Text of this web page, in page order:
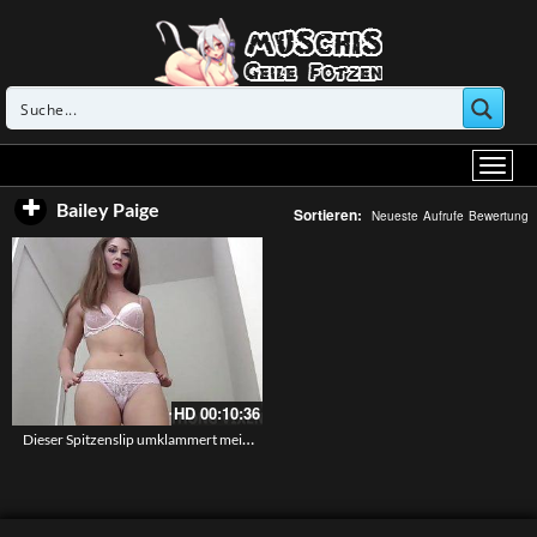
Bailey Paige Sortieren: Neueste Aufrufe Bewertung
HD 00:10:36
Dieser Spitzenslip umklammert meine heiße Vagina – JOI Wichsanleitung